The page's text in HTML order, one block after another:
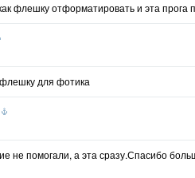
флешку отформатировать и эта прога
для фотика
не помогали, а эта сразу.Спасибо